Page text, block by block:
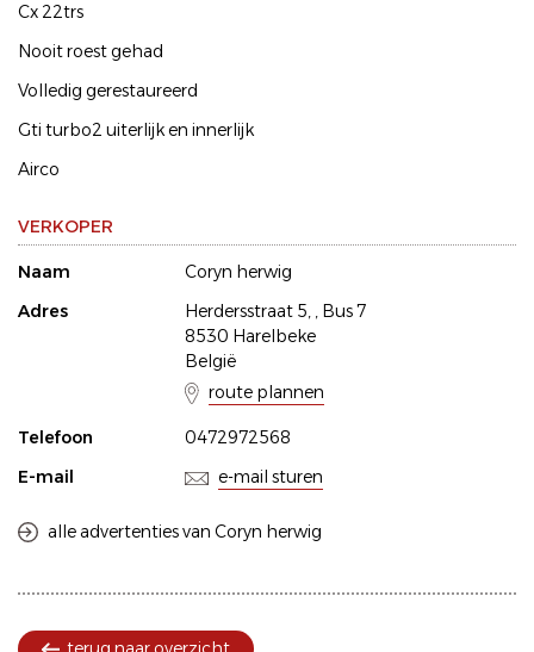
Cx 22trs
Nooit roest gehad
Volledig gerestaureerd
Gti turbo2 uiterlijk en innerlijk
Airco
VERKOPER
Naam
Coryn herwig
Adres
Herdersstraat 5, , Bus 7
8530 Harelbeke
België
route plannen
Telefoon
0472972568
E-mail
e-mail sturen
alle advertenties van Coryn herwig